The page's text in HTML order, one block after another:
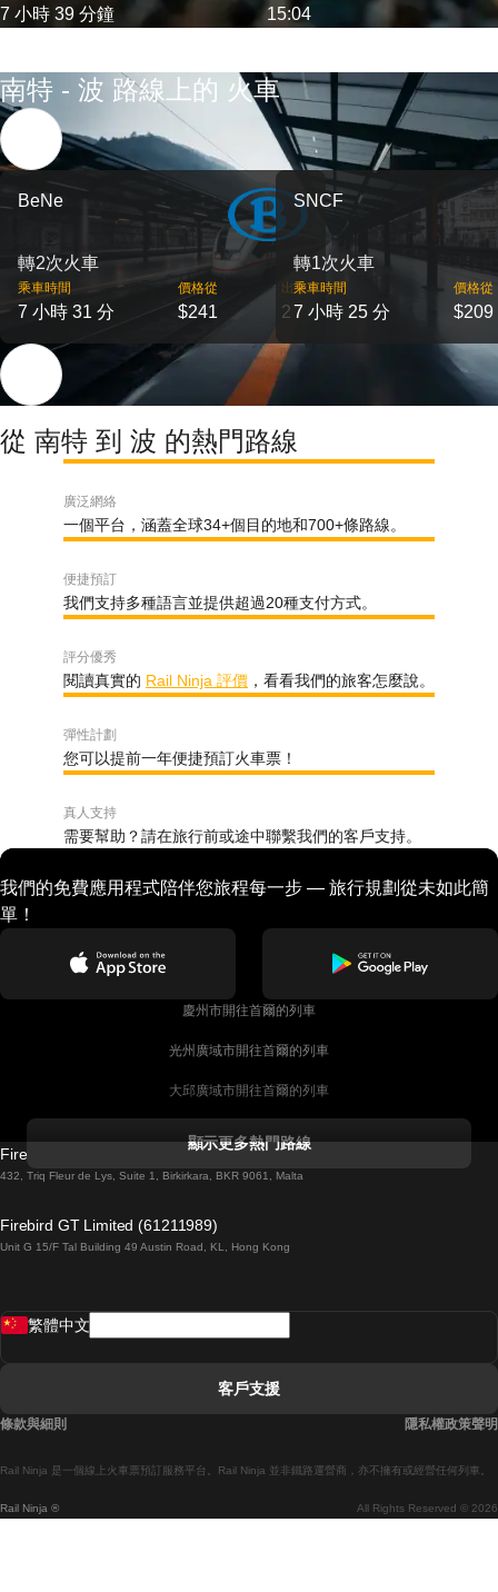
7 小時 39 分鐘 15:04
南特 - 波 路線上的 火車
BeNe
轉2次火車
乘車時間
7 小時 31 分
價格從
$241
出發
2
SNCF
轉1次火車
乘車時間
7 小時 25 分
價格從
$209
從 南特 到 波 的熱門路線
廣泛網絡
一個平台，涵蓋全球34+個目的地和700+條路線。
便捷預訂
我們支持多種語言並提供超過20種支付方式。
評分優秀
閱讀真實的 Rail Ninja 評價 ，看看我們的旅客怎麼說。
彈性計劃
您可以提前一年便捷預訂火車票！
真人支持
需要幫助？請在旅行前或途中聯繫我們的客戶支持。
我們的免費應用程式陪伴您旅程每一步 — 旅行規劃從未如此簡
單！
慶州市開往首爾的列車
光州廣域市開往首爾的列車
大邱廣域市開往首爾的列車
都柏林開往戈尔韦的列車
羅馬開往拿坡里的列車
顯示更多熱門路線
Firebird GT Limited (OC 1451)
432, Triq Fleur de Lys, Suite 1, Birkirkara, BKR 9061, Malta
Firebird GT Limited (61211989)
Unit G 15/F Tal Building 49 Austin Road, KL, Hong Kong
Rail Ninja ® All Rights Reserved © 2026
Rail Ninja 是一個線上火車票預訂服務平台。Rail Ninja 並非鐵路運營商，亦不擁有或經營任何列車。
繁體中文
客戶支援
條款與細則 隱私權政策聲明